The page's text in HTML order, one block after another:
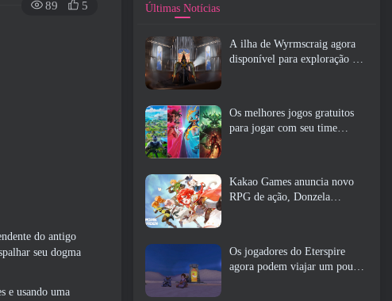
89 5
do antigo
seu dogma
e usando uma
Últimas Notícias
A ilha de Wyrmscraig agora
disponível para exploração no
Os melhores jogos gratuitos
para jogar com seu time
Kakao Games anuncia novo
RPG de ação, Donzela
Os jogadores do Eterspire
agora podem viajar um pouco